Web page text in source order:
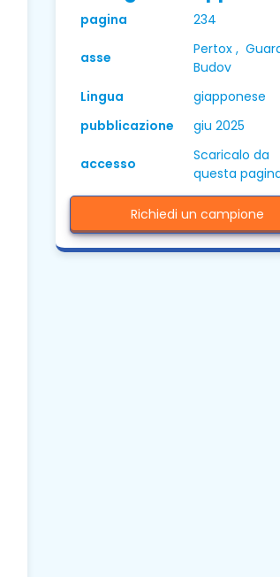
pagina 234
asse
Pertox ,
Budov
Lingua
giapponese
pubblicazione
giu 2025
accesso
Scaricalo da
questa
Richiedi un campione